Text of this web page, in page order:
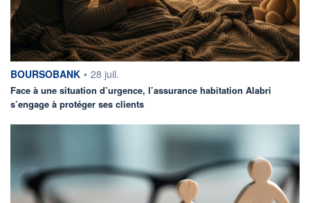
information fournie par
BOURSOBANK • 28 juil.
Face à une situation d’urgence, l’assurance habitation Alabri
s’engage à protéger ses clients